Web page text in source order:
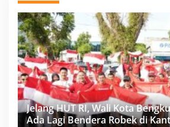
Jelang HUT RI, Wali Kota
Ada Lagi Bendera Robek di